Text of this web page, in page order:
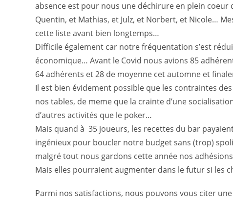
absence est pour nous une déchirure en plein
Quentin, et Mathias, et Julz, et Norbert, et Nicole…
cette liste avant bien longtemps…
Difficile également car notre fréquentation s’est
économique… Avant le Covid nous avions 85
64 adhérents et 28 de moyenne cet automne et
Il est bien évidement possible que les contraintes
nos tables, de meme que la crainte d’une
d’autres activités que le poker…
Mais quand à 35 joueurs, les recettes du bar
ingénieux pour boucler notre budget sans (trop)
malgré tout nous gardons cette année nos
Mais elles pourraient augmenter dans le futur si les
Parmi nos satisfactions, nous pouvons vous citer